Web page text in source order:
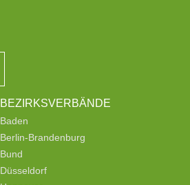
BEZIRKSVERBÄNDE
Baden
Berlin-Brandenburg
Bund
Düsseldorf